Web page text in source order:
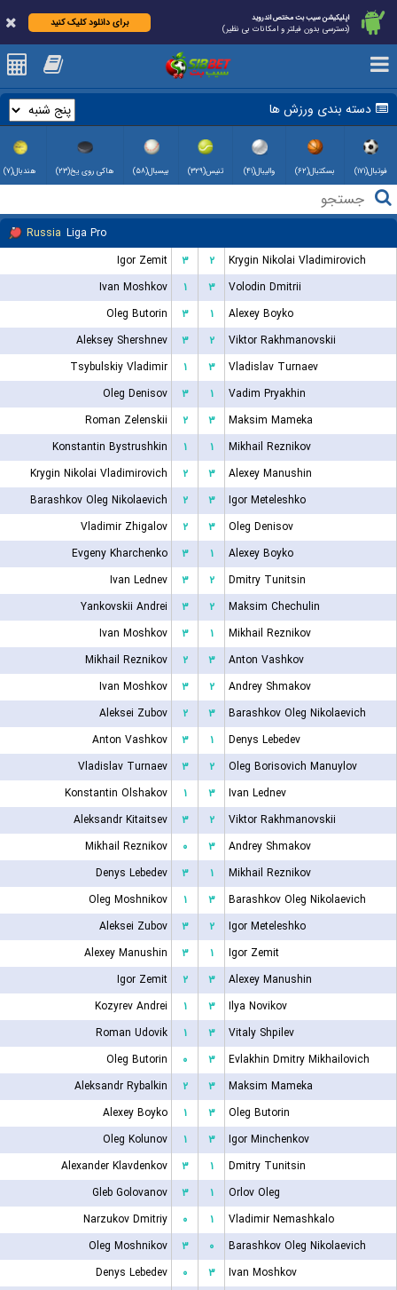
اپلیکیشن سیب بت مختص اندروید
(دسترسی بدون فیلتر و امکانات بی نظیر)
برای دانلود کلیک کنید
دسته بندی ورزش ها
فوتبال(۱۷۱) بسکتبال(۶۲) والیبال(۴۱) تنیس(۳۲۹) بیسبال(۵۸) هاکی روی یخ(۲۳) هندبال(۷)
Russia Liga Pro
Igor Zemit
۳ ۲
Krygin Nikolai Vladimirovich
Ivan Moshkov
۱ ۳
Volodin Dmitrii
Oleg Butorin
۳ ۱
Alexey Boyko
Aleksey Shershnev
۳ ۲
Viktor Rakhmanovskii
Tsybulskiy Vladimir
۱ ۳
Vladislav Turnaev
Oleg Denisov
۳ ۱
Vadim Pryakhin
Roman Zelenskii
۲ ۳
Maksim Mameka
Konstantin Bystrushkin
۱ ۱
Mikhail Reznikov
Krygin Nikolai Vladimirovich
۲ ۳
Alexey Manushin
Barashkov Oleg Nikolaevich
۲ ۳
Igor Meteleshko
Vladimir Zhigalov
۲ ۳
Oleg Denisov
Evgeny Kharchenko
۳ ۱
Alexey Boyko
Ivan Lednev
۳ ۲
Dmitry Tunitsin
Yankovskii Andrei
۳ ۲
Maksim Chechulin
Ivan Moshkov
۳ ۱
Mikhail Reznikov
Mikhail Reznikov
۲ ۳
Anton Vashkov
Ivan Moshkov
۳ ۲
Andrey Shmakov
Aleksei Zubov
۲ ۳
Barashkov Oleg Nikolaevich
Anton Vashkov
۳ ۱
Denys Lebedev
Vladislav Turnaev
۳ ۲
Oleg Borisovich Manuylov
Konstantin Olshakov
۱ ۳
Ivan Lednev
Aleksandr Kitaitsev
۳ ۲
Viktor Rakhmanovskii
Mikhail Reznikov
۰ ۳
Andrey Shmakov
Denys Lebedev
۳ ۱
Mikhail Reznikov
Oleg Moshnikov
۱ ۳
Barashkov Oleg Nikolaevich
Aleksei Zubov
۳ ۲
Igor Meteleshko
Alexey Manushin
۳ ۱
Igor Zemit
Igor Zemit
۲ ۳
Alexey Manushin
Kozyrev Andrei
۱ ۳
Ilya Novikov
Roman Udovik
۱ ۳
Vitaly Shpilev
Oleg Butorin
۰ ۳
Evlakhin Dmitry Mikhailovich
Aleksandr Rybalkin
۲ ۳
Maksim Mameka
Alexey Boyko
۱ ۳
Oleg Butorin
Oleg Kolunov
۱ ۳
Igor Minchenkov
Alexander Klavdenkov
۳ ۱
Dmitry Tunitsin
Gleb Golovanov
۳ ۱
Orlov Oleg
Narzukov Dmitriy
۰ ۱
Vladimir Nemashkalo
Oleg Moshnikov
۳ ۰
Barashkov Oleg Nikolaevich
Denys Lebedev
۰ ۳
Ivan Moshkov